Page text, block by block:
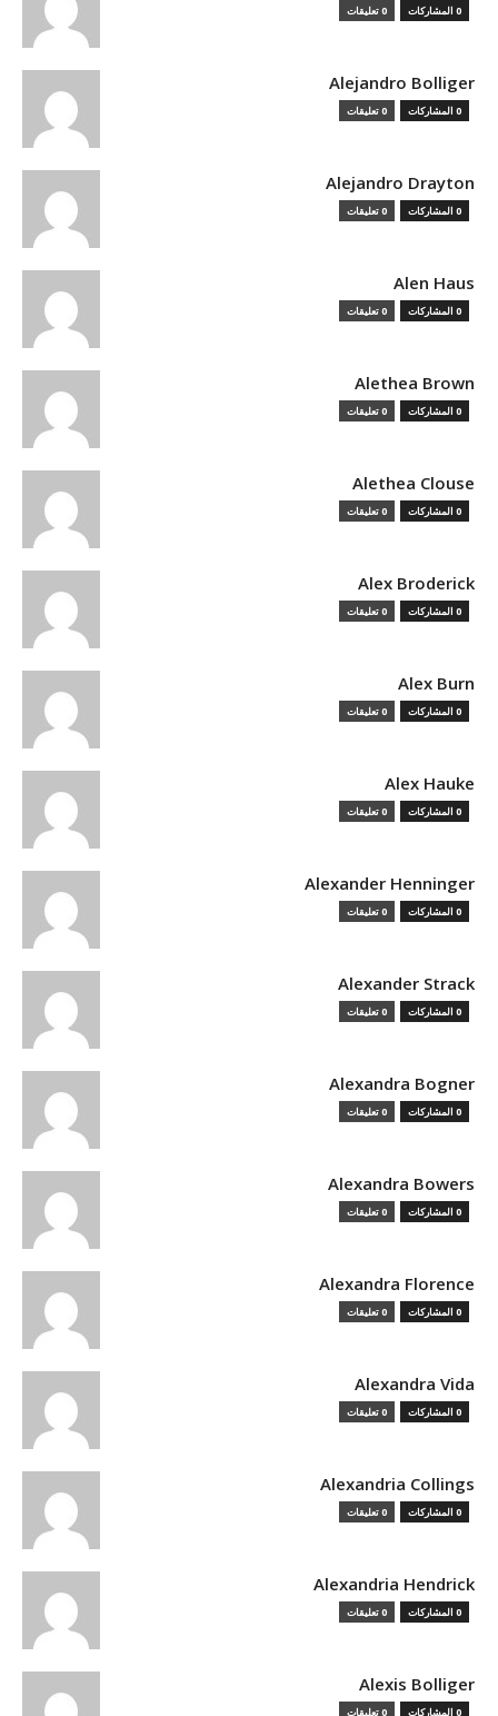
0 المشاركات 0 تعليقات
Alejandro Bolliger
0 المشاركات 0 تعليقات
Alejandro Drayton
0 المشاركات 0 تعليقات
Alen Haus
0 المشاركات 0 تعليقات
Alethea Brown
0 المشاركات 0 تعليقات
Alethea Clouse
0 المشاركات 0 تعليقات
Alex Broderick
0 المشاركات 0 تعليقات
Alex Burn
0 المشاركات 0 تعليقات
Alex Hauke
0 المشاركات 0 تعليقات
Alexander Henninger
0 المشاركات 0 تعليقات
Alexander Strack
0 المشاركات 0 تعليقات
Alexandra Bogner
0 المشاركات 0 تعليقات
Alexandra Bowers
0 المشاركات 0 تعليقات
Alexandra Florence
0 المشاركات 0 تعليقات
Alexandra Vida
0 المشاركات 0 تعليقات
Alexandria Collings
0 المشاركات 0 تعليقات
Alexandria Hendrick
0 المشاركات 0 تعليقات
Alexis Bolliger
0 المشاركات 0 تعليقات